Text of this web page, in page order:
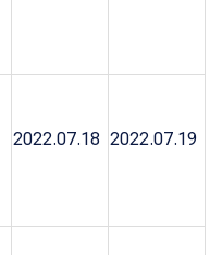
2022.07.18 2022.07.19